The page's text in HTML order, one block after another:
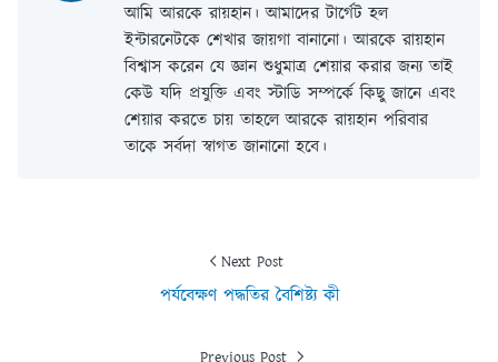
আমি আরকে রায়হান। আমাদের টার্গেট হল
ইন্টারনেটকে শেখার জায়গা বানানো। আরকে রায়হান
বিশ্বাস করেন যে জ্ঞান শুধুমাত্র শেয়ার করার জন্য তাই
কেউ যদি প্রযুক্তি এবং স্টাডি সম্পর্কে কিছু জানে এবং
শেয়ার করতে চায় তাহলে আরকে রায়হান পরিবার
তাকে সর্বদা স্বাগত জানানো হবে।
Next Post
পর্যবেক্ষণ পদ্ধতির বৈশিষ্ট্য কী